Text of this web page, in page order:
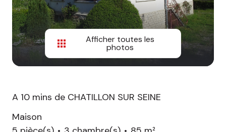
Afficher toutes les
photos
A 10 mins de CHATILLON SUR SEINE
Maison